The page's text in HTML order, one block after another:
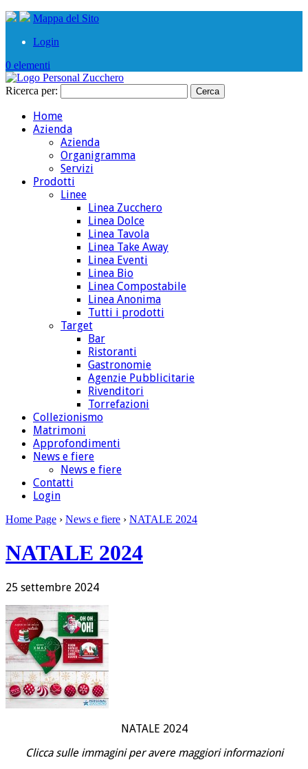
Mappa del Sito
Login
0 elementi
Ricerca per:
Home
Azienda
Azienda
Organigramma
Servizi
Prodotti
Linee
Linea Zucchero
Linea Dolce
Linea Tavola
Linea Take Away
Linea Eventi
Linea Bio
Linea Compostabile
Linea Anonima
Tutti i prodotti
Target
Bar
Ristoranti
Gastronomie
Agenzie Pubblicitarie
Rivenditori
Torrefazioni
Collezionismo
Matrimoni
Approfondimenti
News e fiere
News e fiere
Contatti
Login
Home Page › News e fiere › NATALE 2024
NATALE 2024
25 settembre 2024
NATALE 2024
Clicca sulle immagini per avere maggiori informazioni